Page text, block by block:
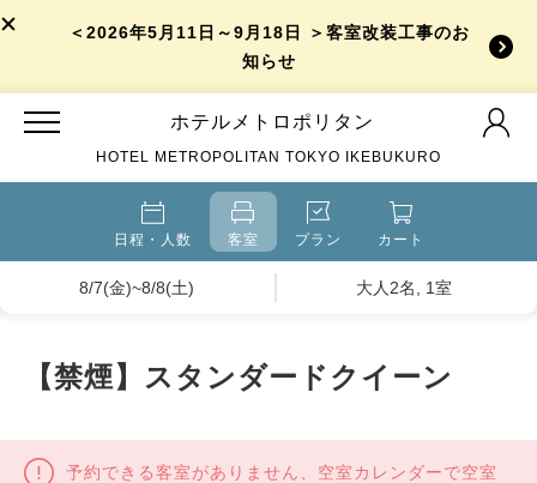
＜2026年5月11日～9月18日 ＞客室改装工事のお
知らせ
ホテルメトロポリタン
HOTEL METROPOLITAN TOKYO IKEBUKURO
日程・人数 客室 プラン カート
8/7(金)~8/8(土) 大人2名, 1室
【禁煙】スタンダードクイーン
予約できる客室がありません、空室カレンダーで空室